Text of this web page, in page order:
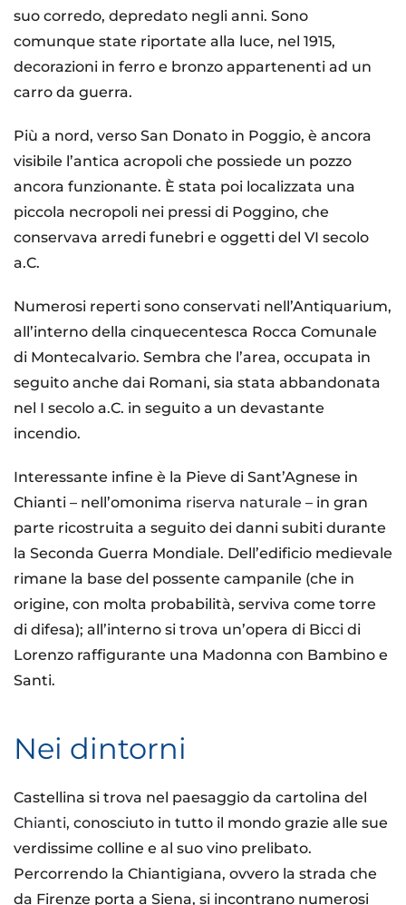
suo corredo, depredato negli anni. Sono
comunque state riportate alla luce, nel 1915,
decorazioni in ferro e bronzo appartenenti ad un
carro da guerra.
Più a nord, verso San Donato in Poggio, è ancora
visibile l’antica acropoli che possiede un pozzo
ancora funzionante. È stata poi localizzata una
piccola necropoli nei pressi di Poggino, che
conservava arredi funebri e oggetti del VI secolo
a.C.
Numerosi reperti sono conservati nell’Antiquarium,
all’interno della cinquecentesca Rocca Comunale
di Montecalvario. Sembra che l’area, occupata in
seguito anche dai Romani, sia stata abbandonata
nel I secolo a.C. in seguito a un devastante
incendio.
Interessante infine è la Pieve di Sant’Agnese in
Chianti – nell’omonima riserva naturale – in gran
parte ricostruita a seguito dei danni subiti durante
la Seconda Guerra Mondiale. Dell’edificio medievale
rimane la base del possente campanile (che in
origine, con molta probabilità, serviva come torre
di difesa); all’interno si trova un’opera di Bicci di
Lorenzo raffigurante una Madonna con Bambino e
Santi.
Nei dintorni
Castellina si trova nel paesaggio da cartolina del
Chianti, conosciuto in tutto il mondo grazie alle sue
verdissime colline e al suo vino prelibato.
Percorrendo la Chiantigiana, ovvero la strada che
da Firenze porta a Siena, si incontrano numerosi